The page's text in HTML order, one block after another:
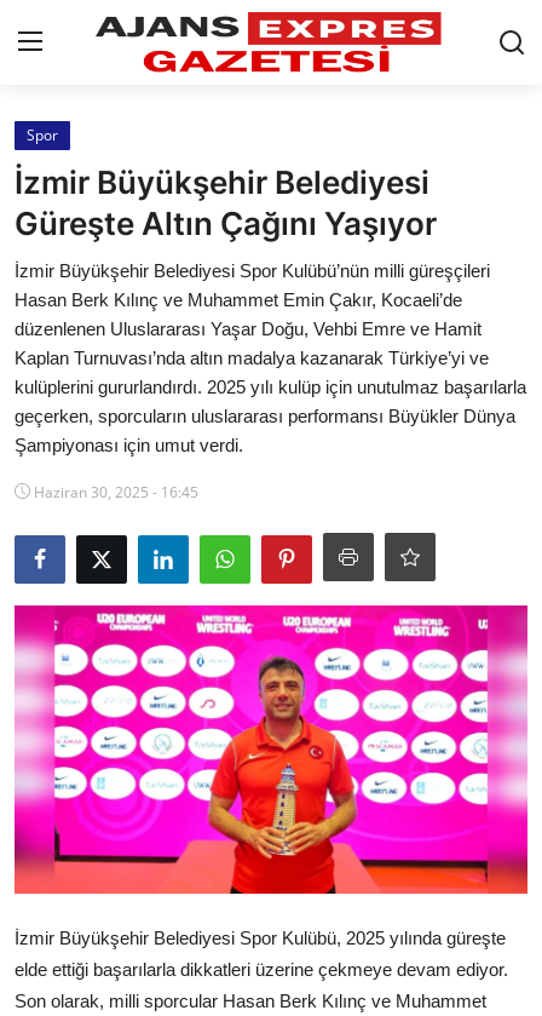
Siyaset
Türkiye Gündemi
Yerel
Ekonomi
Kütahya
Özel Haber
Teknoloji
Spor
TBMM Haberleri
Belediye
Sağlık
SON DAKİKA
Spor
İzmir Büyükşehir Belediyesi
Güreşte Altın Çağını Yaşıyor
İzmir Büyükşehir Belediyesi Spor Kulübü’nün milli güreşçileri
Hasan Berk Kılınç ve Muhammet Emin Çakır, Kocaeli’de
düzenlenen Uluslararası Yaşar Doğu, Vehbi Emre ve Hamit
Kaplan Turnuvası’nda altın madalya kazanarak Türkiye’yi ve
kulüplerini gururlandırdı. 2025 yılı kulüp için unutulmaz başarılarla
geçerken, sporcuların uluslararası performansı Büyükler Dünya
Şampiyonası için umut verdi.
Haziran 30, 2025 - 16:45
İzmir Büyükşehir Belediyesi Spor Kulübü, 2025 yılında güreşte
elde ettiği başarılarla dikkatleri üzerine çekmeye devam ediyor.
Son olarak, milli sporcular Hasan Berk Kılınç ve Muhammet